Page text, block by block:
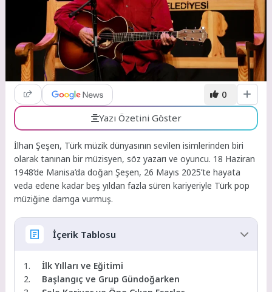
0
Yazı Özetini Göster
İlhan Şeşen, Türk müzik dünyasının sevilen isimlerinden biri
olarak tanınan bir müzisyen, söz yazarı ve oyuncu. 18 Haziran
1948’de Manisa’da doğan Şeşen, 26 Mayıs 2025’te hayata
veda edene kadar beş yıldan fazla süren kariyeriyle Türk pop
müziğine damga vurmuş.
İçerik Tablosu
İlk Yılları ve Eğitimi
Başlangıç ve Grup Gündoğarken